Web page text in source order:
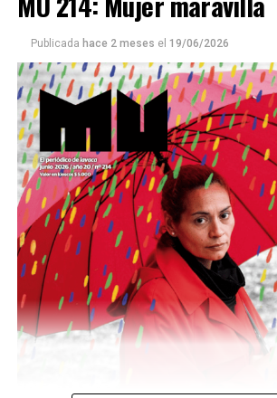
Este número 215 de MU ☝️viene con
podría ser una frase:
Sin chamuyo, a
Descargar la Mu en PDF
Publicada hace 2 meses el 19/06/2026